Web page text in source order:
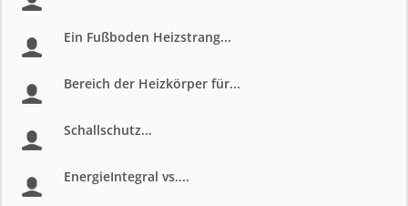
Ein Fußboden Heizstrang...
Bereich der Heizkörper für...
Schallschutz...
EnergieIntegral vs....